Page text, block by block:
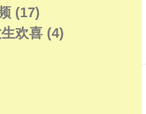
(17)
欢喜 (4)